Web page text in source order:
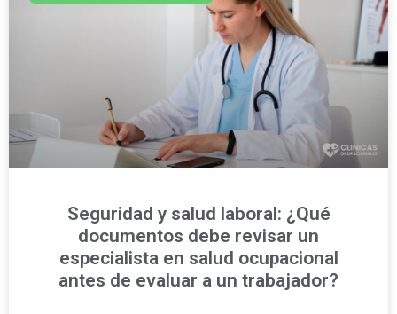
Seguridad y salud laboral: ¿Qué
documentos debe revisar un
especialista en salud ocupacional
antes de evaluar a un trabajador?